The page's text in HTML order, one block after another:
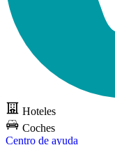
Hoteles
Coches
Centro de ayuda